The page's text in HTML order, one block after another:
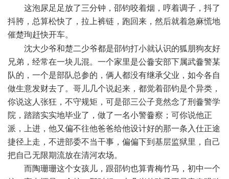
这泡尿足足放了三分钟，邵钧咬着烟，哼着调子，抖了
抖胯，总算松快了，拉上裤链，跑回来，然后就着急麻慌地
催楚珣赶快开车。
沈大少爷和楚二少爷都是邵钧打小就认识的狐朋狗友好
兄弟，经常在一块儿混。一个家里是公齤安部下属武齤警某
队的，一个是部队总参的，俩人都没有继承父业，如今各自
做生意发财去了。哥儿几个说起来，都觉着邵钧是个异类，
你说这人张狂，不守规矩，可是邵三公子竟然念了刑齤警学
院，踏踏实实地毕业了，做了一名小警齤察；可你说他正
派，上进，他又偏不往他爸爸给他设计好的那一条入仕正途
捷径上走，不进部委不当干事，偏偏下到基层监狱里，自己
把自己无限期流放在清河农场。
而陶珊珊这个女孩儿，跟邵钧也算青梅竹马，初中一个